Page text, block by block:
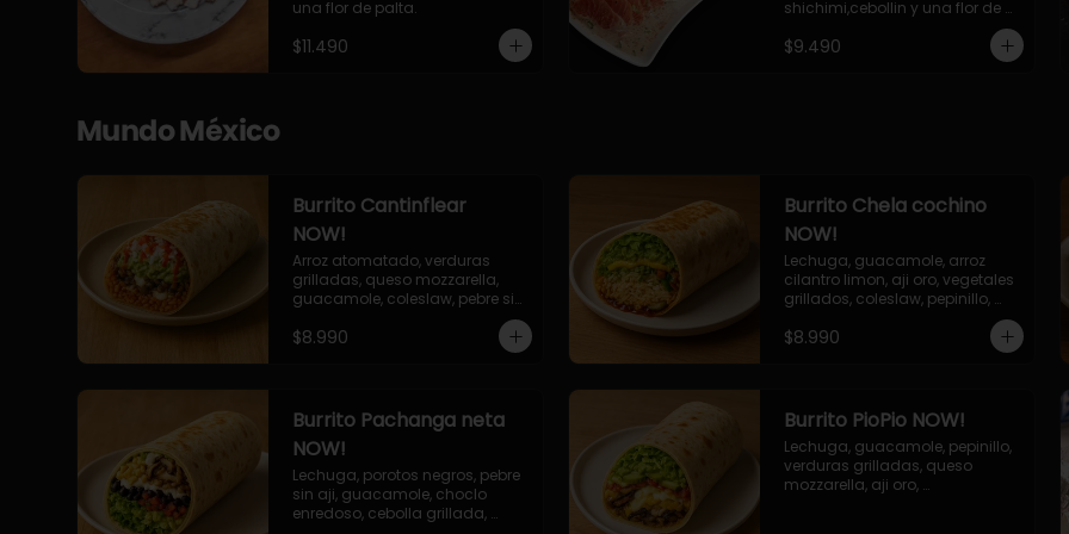
una flor de palta.
$11.490
shichimi,cebollin y una flor de
$9.490
Mundo México
Burrito Cantinflear
NOW!
Arroz atomatado, verduras
grilladas, queso mozzarella,
guacamole, coleslaw, pebre sin
$8.990
Burrito Chela cochino
NOW!
Lechuga, guacamole, arroz
cilantro limon, aji oro, vegetales
grillados, coleslaw, pepinillo,
$8.990
Burrito Pachanga neta
NOW!
Lechuga, porotos negros, pebre
sin aji, guacamole, choclo
enredoso, cebolla grillada,
Burrito PioPio NOW!
Lechuga, guacamole, pepinillo,
verduras grilladas, queso
mozzarella, aji oro,